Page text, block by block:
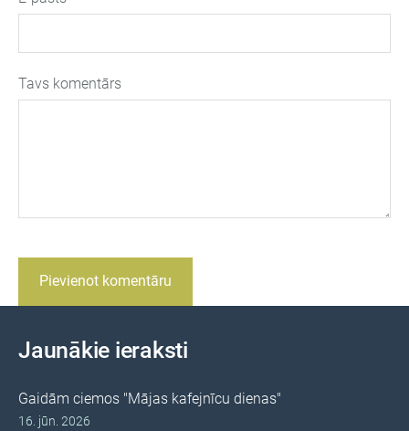
Jaunākie ieraksti
Gaidām ciemos "Mājas kafejnīcu dienas"
16. jūn. 2026
Tavs komentārs